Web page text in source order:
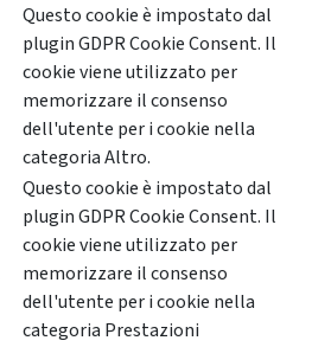
Questo cookie è impostato dal
plugin GDPR Cookie Consent. Il
cookie viene utilizzato per
memorizzare il consenso
dell'utente per i cookie nella
categoria Altro.
Questo cookie è impostato dal
plugin GDPR Cookie Consent. Il
cookie viene utilizzato per
memorizzare il consenso
dell'utente per i cookie nella
categoria Prestazioni